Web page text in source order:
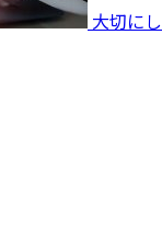
大切にし